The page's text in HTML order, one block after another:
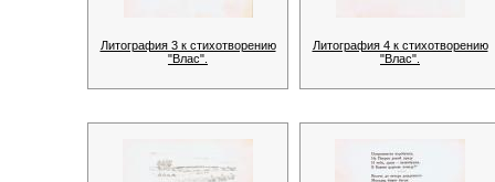
Литография 3 к стихотворению
"Влас".
Литография 4 к стихотворению
"Влас".